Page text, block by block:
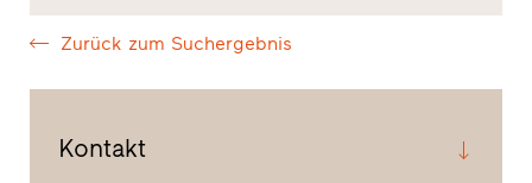
Zurück zum Suchergebnis
Kontakt